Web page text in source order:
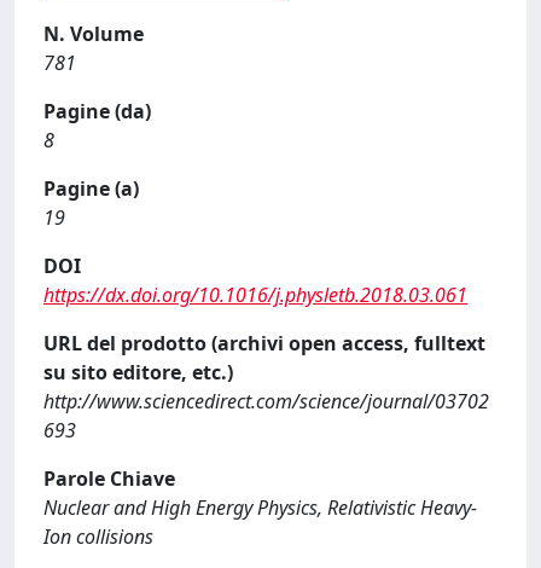
N. Volume
781
Pagine (da)
8
Pagine (a)
19
DOI
https://dx.doi.org/10.1016/j.physletb.2018.03.061
URL del prodotto (archivi open access, fulltext
su sito editore, etc.)
http://www.sciencedirect.com/science/journal/03702
693
Parole Chiave
Nuclear and High Energy Physics, Relativistic Heavy-
Ion collisions